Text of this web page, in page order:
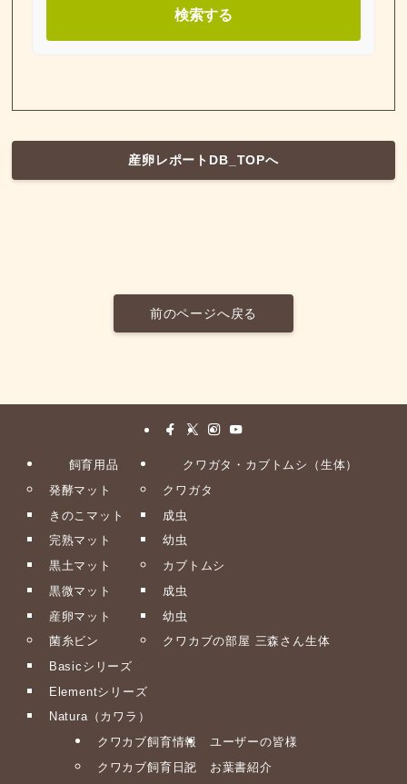
検索する
産卵レポートDB_TOPへ
前のページへ戻る
飼育用品
発酵マット
きのこマット
完熟マット
黒土マット
黒微マット
産卵マット
菌糸ビン
Basicシリーズ
Elementシリーズ
Natura（カワラ）
クワガタ・カブトムシ（生体）
クワガタ
成虫
幼虫
カブトムシ
成虫
幼虫
クワカブの部屋 三森さん生体
クワカブ飼育情報
クワカブ飼育日記
ユーザーの皆様
お葉書紹介